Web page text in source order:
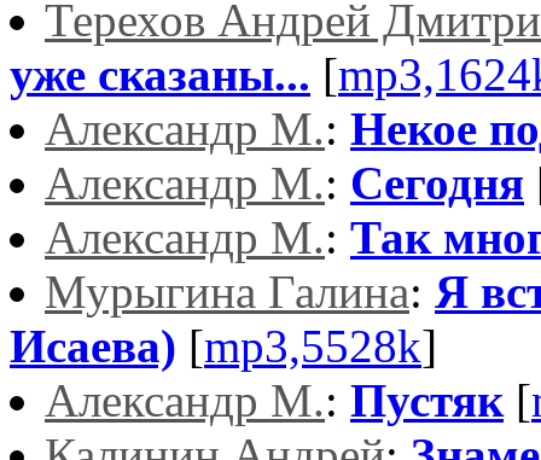
Терехов Андрей
уже сказаны... [
Александр М.: Некое
Александр М.: Сегодня
Александр М.: Так
Мурыгина Галина: Я
Исаева) [mp3,5528k]
Александр М.: Пустяк[